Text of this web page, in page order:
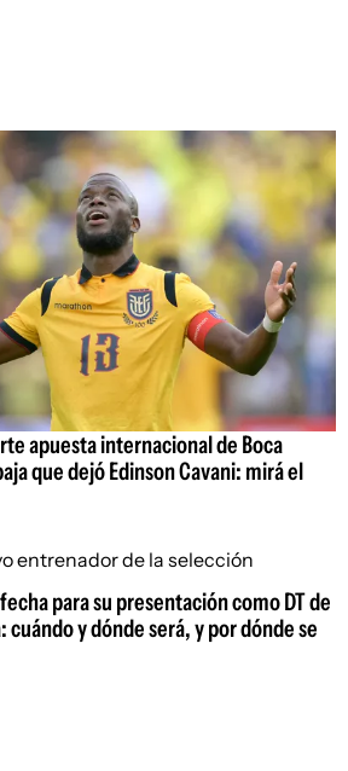
apuesta internacional de Boca
que dejó Edinson Cavani: mirá el
para su presentación como DT de
cuándo y dónde será, y por dónde se